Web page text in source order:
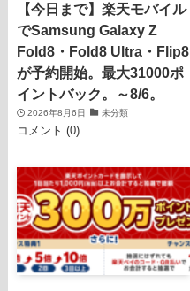
【今日まで】楽天モバイル
でSamsung Galaxy Z
Fold8・Fold8 Ultra・Flip8
が予約開始。最大31000ポ
イントバック。～8/6。
2026年8月6日 未分類
コメント (0)